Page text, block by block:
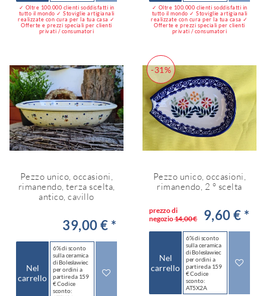
✓ Oltre 100.000 clienti soddisfatti in
tutto il mondo ✓ Stoviglie artigianali
realizzate con cura per la tua casa ✓
Offerte e prezzi speciali per clienti
privati / consumatori
✓ Oltre 100.000 clienti soddisfatti in
tutto il mondo ✓ Stoviglie artigianali
realizzate con cura per la tua casa ✓
Offerte e prezzi speciali per clienti
privati / consumatori
Pezzo unico, occasioni,
rimanendo, terza scelta,
antico, cavillo
39,00 € *
Nel
carrello
6% di sconto
sulla ceramica
di Bolesławiec
per ordini a
partire da 159
€ Codice
sconto:
-31%
Pezzo unico, occasioni,
rimanendo, 2 ° scelta
prezzo di
negozio14,00 € 9,60 € *
Nel
carrello
6% di sconto
sulla ceramica
di Bolesławiec
per ordini a
partire da 159
€ Codice
sconto:
AT5X2A